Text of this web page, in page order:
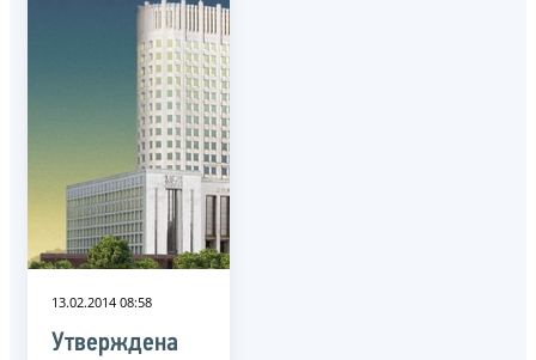
13.02.2014 08:58
Утверждена